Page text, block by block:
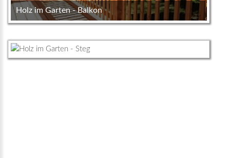
Holz im Garten - Balkon